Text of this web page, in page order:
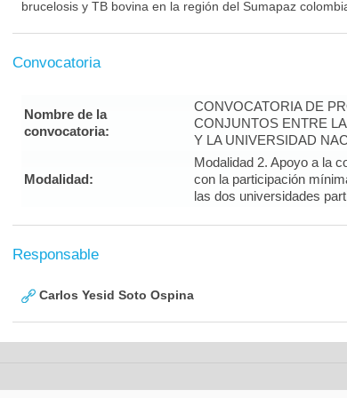
brucelosis y TB bovina en la región del Sumapaz
Convocatoria
Nombre de la
convocatoria:
CONVOCATORIA DE
CONJUNTOS ENTRE
Y LA UNIVERSIDAD
Modalidad:
Modalidad 2. Apoyo a la
con la participación
las dos universidades
Responsable
Carlos Yesid Soto Ospina